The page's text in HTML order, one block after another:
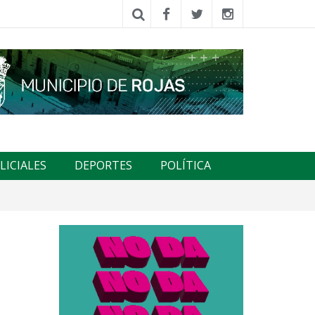
DEPORTES POLÍTICA